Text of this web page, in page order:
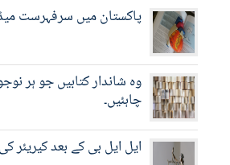
پاکستان میں سرفہرست
وہ شاندار کتابیں جو ہر
چاہئیں۔
ایل ایل بی کے بعد کیریئر